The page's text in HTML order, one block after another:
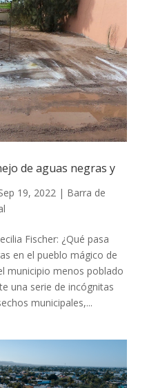
de aguas negras y
19, 2022 | Barra de
Fischer: ¿Qué pasa
en el pueblo mágico de
municipio menos poblado
una serie de incógnitas
municipales,...